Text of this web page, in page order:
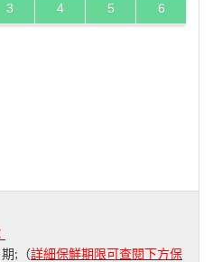
3 4 5 6
;（詳細保鮮期限可查閱下方保